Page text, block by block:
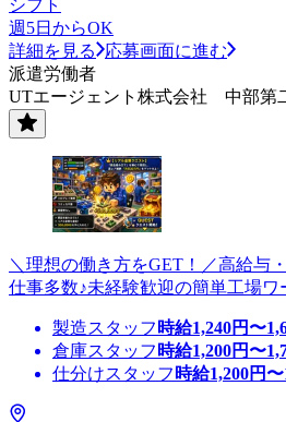
シフト
週5日からOK
詳細を見る
応募画面に進む
派遣労働者
UTエージェント株式会社 中部第
＼理想の働き方をGET！／高給与
仕事多数♪未経験歓迎の簡単工場ワ
製造スタッフ 時給1,240円〜
倉庫スタッフ 時給1,200円〜
仕分けスタッフ 時給1,200円〜